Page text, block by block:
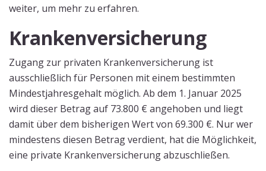
weiter, um mehr zu erfahren.
Krankenversicherung
Zugang zur privaten Krankenversicherung ist
ausschließlich für Personen mit einem bestimmten
Mindestjahresgehalt möglich. Ab dem 1. Januar 2025
wird dieser Betrag auf 73.800 € angehoben und liegt
damit über dem bisherigen Wert von 69.300 €. Nur wer
mindestens diesen Betrag verdient, hat die Möglichkeit,
eine private Krankenversicherung abzuschließen.